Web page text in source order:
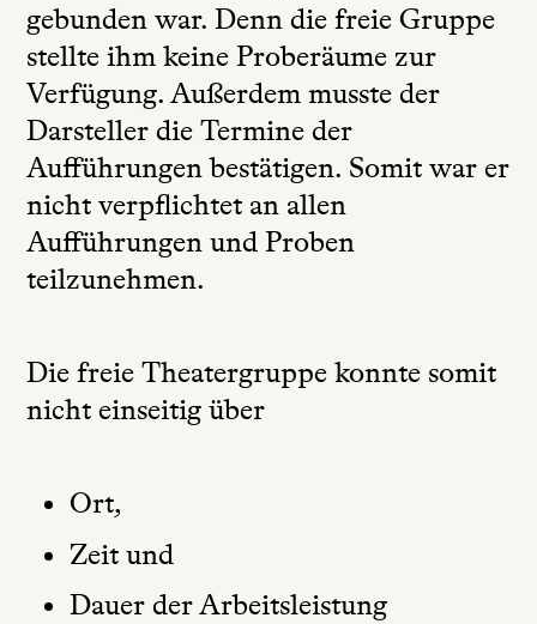
gebunden war. Denn die freie Gruppe
stellte ihm keine Proberäume zur
Verfügung. Außerdem musste der
Darsteller die Termine der
Aufführungen bestätigen. Somit war er
nicht verpflichtet an allen
Aufführungen und Proben
teilzunehmen.
Die freie Theatergruppe konnte somit
nicht einseitig über
Ort,
Zeit und
Dauer der Arbeitsleistung